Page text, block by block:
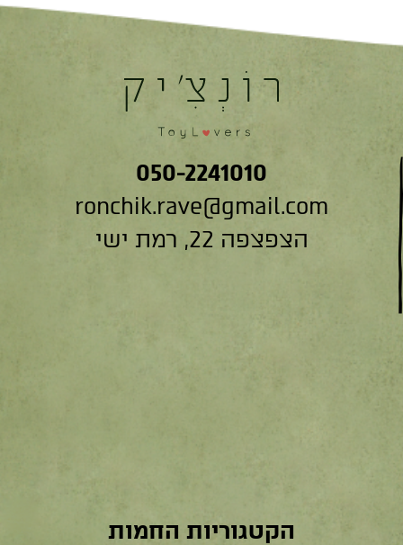
050-2241010
ronchik.rave@gmail.com
הצפצפה 22, רמת ישי
הקטגוריות החמות